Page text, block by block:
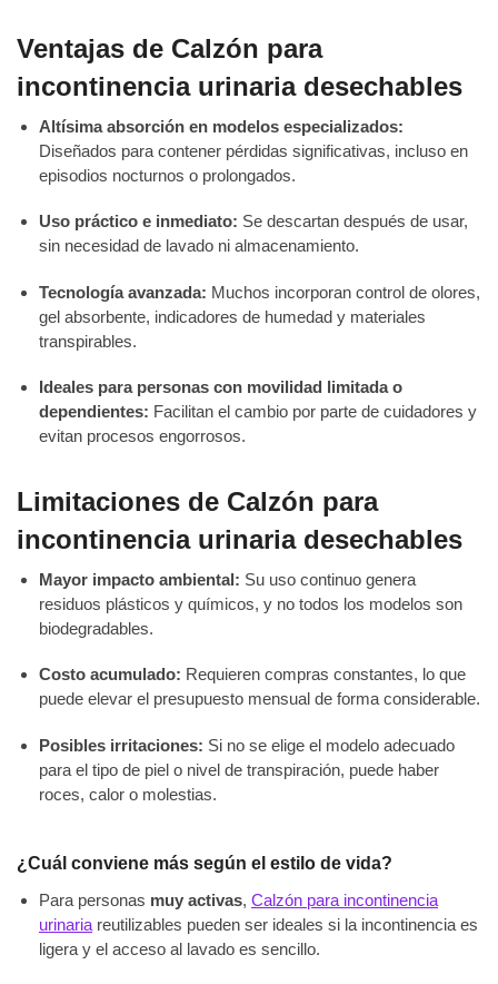
Ventajas de Calzón para
incontinencia urinaria desechables
Altísima absorción en modelos especializados:
Diseñados para contener pérdidas significativas, incluso en
episodios nocturnos o prolongados.
Uso práctico e inmediato: Se descartan después de usar,
sin necesidad de lavado ni almacenamiento.
Tecnología avanzada: Muchos incorporan control de olores,
gel absorbente, indicadores de humedad y materiales
transpirables.
Ideales para personas con movilidad limitada o
dependientes: Facilitan el cambio por parte de cuidadores y
evitan procesos engorrosos.
Limitaciones de Calzón para
incontinencia urinaria desechables
Mayor impacto ambiental: Su uso continuo genera
residuos plásticos y químicos, y no todos los modelos son
biodegradables.
Costo acumulado: Requieren compras constantes, lo que
puede elevar el presupuesto mensual de forma considerable.
Posibles irritaciones: Si no se elige el modelo adecuado
para el tipo de piel o nivel de transpiración, puede haber
roces, calor o molestias.
¿Cuál conviene más según el estilo de vida?
Para personas muy activas, Calzón para incontinencia
urinaria reutilizables pueden ser ideales si la incontinencia es
ligera y el acceso al lavado es sencillo.